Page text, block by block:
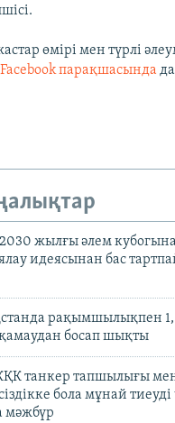
өмірі мен түрлі
Facebook парақшасында да
2030 жылғы әлем
идеясынан бас
рақымшылықпен
босап шықты
танкер тапшылығы
бола мұнай тиеуді
мәжбүр